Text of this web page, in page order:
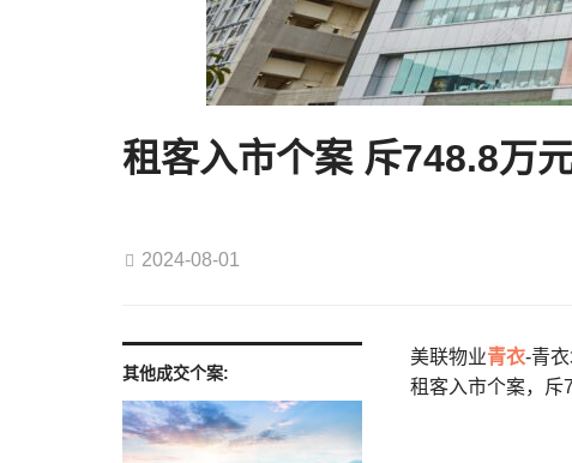
租客入市个案 斥748.8万
2024-08-01
其他成交个案:
美联物业青衣-青
租客入市个案，斥